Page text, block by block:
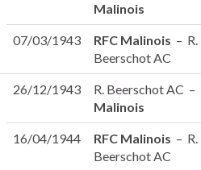
Malinois
07/03/1943 RFC Malinois – R.
Beerschot AC
26/12/1943 R. Beerschot AC –
Malinois
16/04/1944 RFC Malinois – R.
Beerschot AC